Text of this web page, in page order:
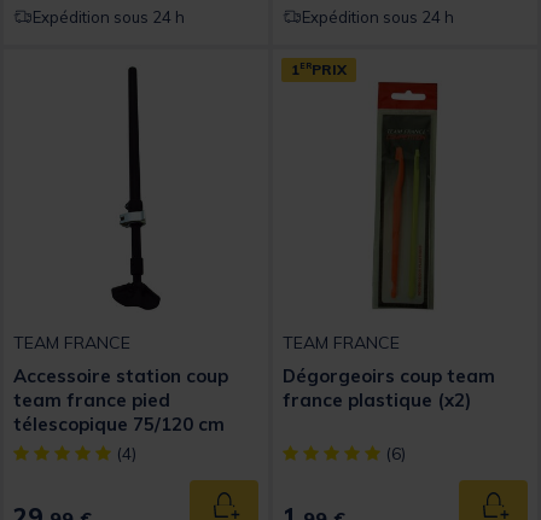
Expédition sous 24 h Expédition sous 24 h
TEAM FRANCE
Accessoire station coup
team france pied
télescopique 75/120 cm
[object Object] out of 5 Customer Rating
(4)
Ajouter au panier
1ERPRIX
TEAM FRANCE
Dégorgeoirs coup team
france plastique (x2)
[object Object] out of 5
(6)